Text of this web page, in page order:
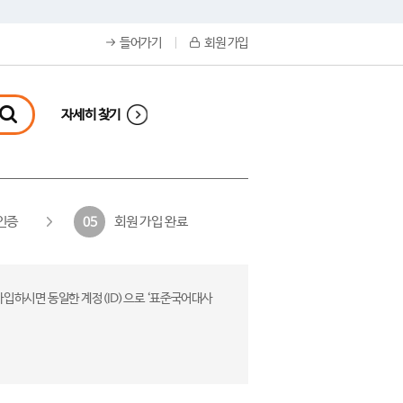
들어가기 회원 가입
자세히 찾기
증 05 회원 가입 완료
하시면 동일한 계정(ID)으로 ‘표준국어대사